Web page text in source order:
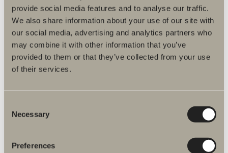
provide social media features and to analyse our traffic.
We also share information about your use of our site with
our social media, advertising and analytics partners who
may combine it with other information that you’ve
provided to them or that they’ve collected from your use
of their services.
Selection
Necessary
Preferences
130 kr.
Stramt, langt, smal og tynd i et kantet udtryk og på samme tid med et